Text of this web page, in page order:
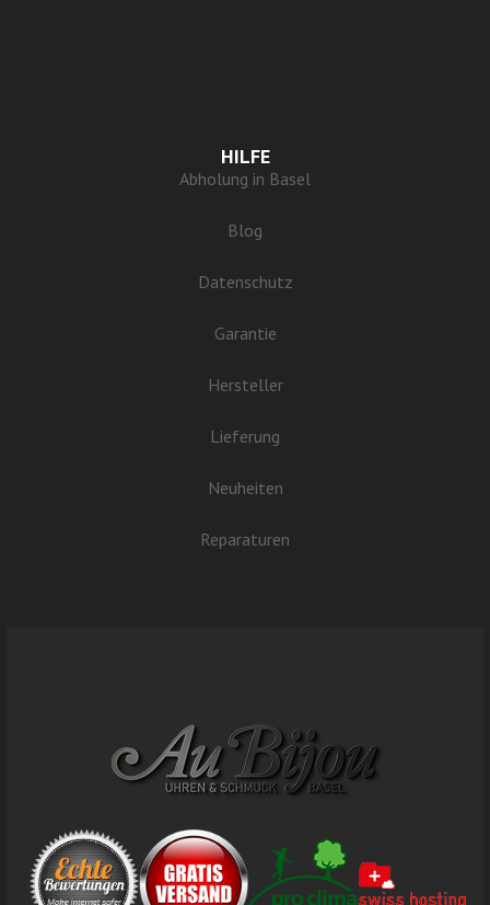
HILFE
Abholung in Basel
Blog
Datenschutz
Garantie
Hersteller
Lieferung
Neuheiten
Reparaturen